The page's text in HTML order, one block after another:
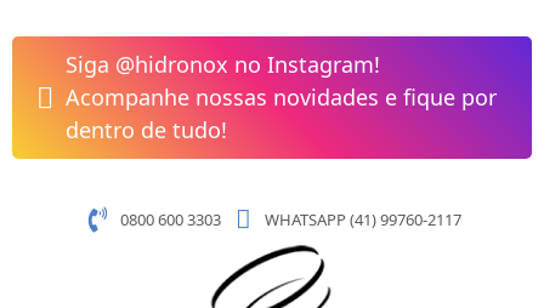
para
conteúdo
Siga @hidronox no Instagram!
Acompanhe nossas novidades e fique por
dentro de tudo!
0800 600 3303 WHATSAPP (41) 99760-2117